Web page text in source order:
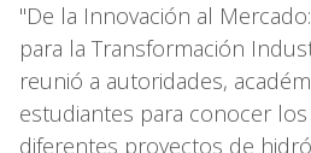
"De la Innovación al
para la Transformación
reunió a autoridades,
estudiantes para conocer los
diferentes proyectos de